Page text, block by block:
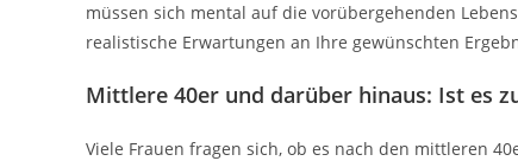
müssen sich mental auf die vorübergehenden
realistische Erwartungen an Ihre gewünschten
Mittlere 40er und darüber hinaus: Ist es
Viele Frauen fragen sich, ob es nach den mittleren